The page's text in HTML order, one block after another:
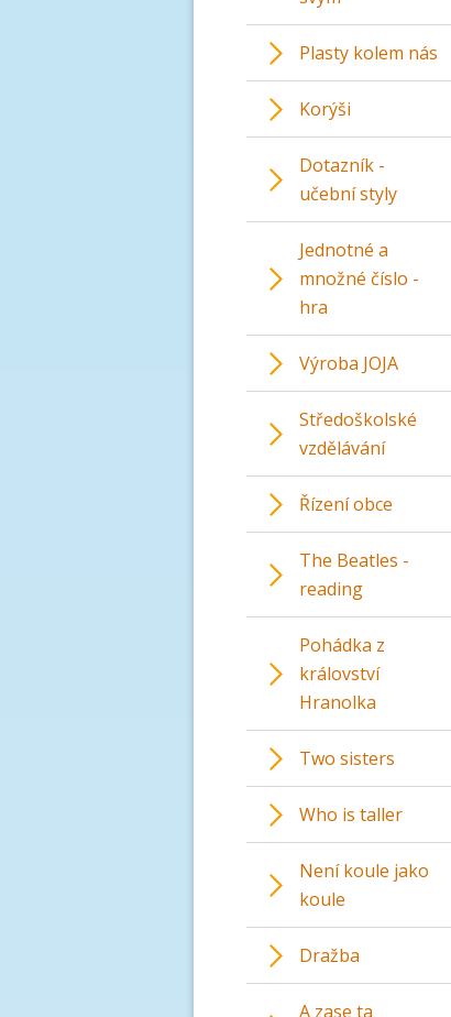
Plasty kolem nás
Korýši
Dotazník -
učební styly
Jednotné a
množné číslo -
hra
Výroba JOJA
Středoškolské
vzdělávání
Řízení obce
The Beatles -
reading
Pohádka z
království
Hranolka
Two sisters
Who is taller
Není koule jako
koule
Dražba
A zase ta